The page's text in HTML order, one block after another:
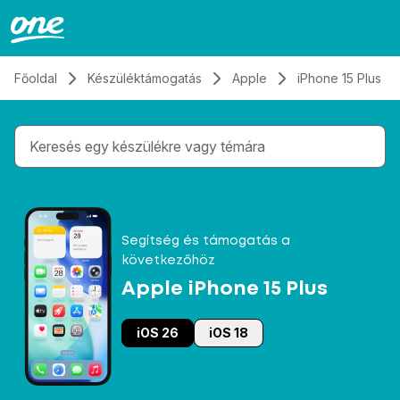
Főoldal Készüléktámogatás Apple iPhone 15 Plus
Gépelés közben megjelennek a keresési
Segítség és támogatás a
következőhöz
Apple iPhone 15 Plus
iOS 26 iOS 18